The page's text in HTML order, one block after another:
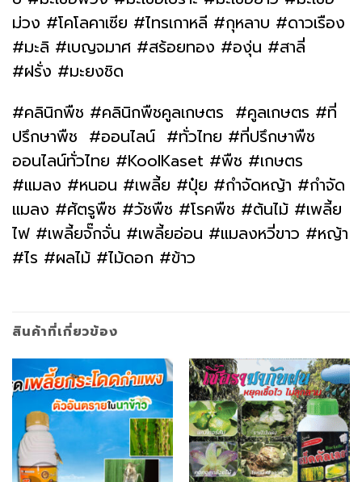
ม่วง #โคโลคาเซีย #ไทรเกาหลี #กุหลาบ #ดาวเรือง
#มะลิ #เบญจมาศ #สร้อยทอง #องุ่น #สาลี่
#ฝรั่ง #มะยงชิด
#คลินิกพืช #คลินิกพืชคูลเกษตร #คูลเกษตร #ที่
ปรึกษาพืช #ออนไลน์ #ทั่วไทย #ที่ปรึกษาพืช
ออนไลน์ทั่วไทย #KoolKaset #พืช #เกษตร
#แมลง #หนอน #เพลี้ย #ปุ๋ย #กำจัดหญ้า #กำจัด
แมลง #ศัตรูพืช #วัชพืช #โรคพืช #ต้นไม้ #เพลี้ย
ไฟ #เพลี้ยจั๊กจั่น #เพลี้ยอ่อน #แมลงหวี่ขาว #หญ้า
#ไร #ผลไม้ #ไม้ดอก #ข้าว
สินค้าที่เกี่ยวข้อง